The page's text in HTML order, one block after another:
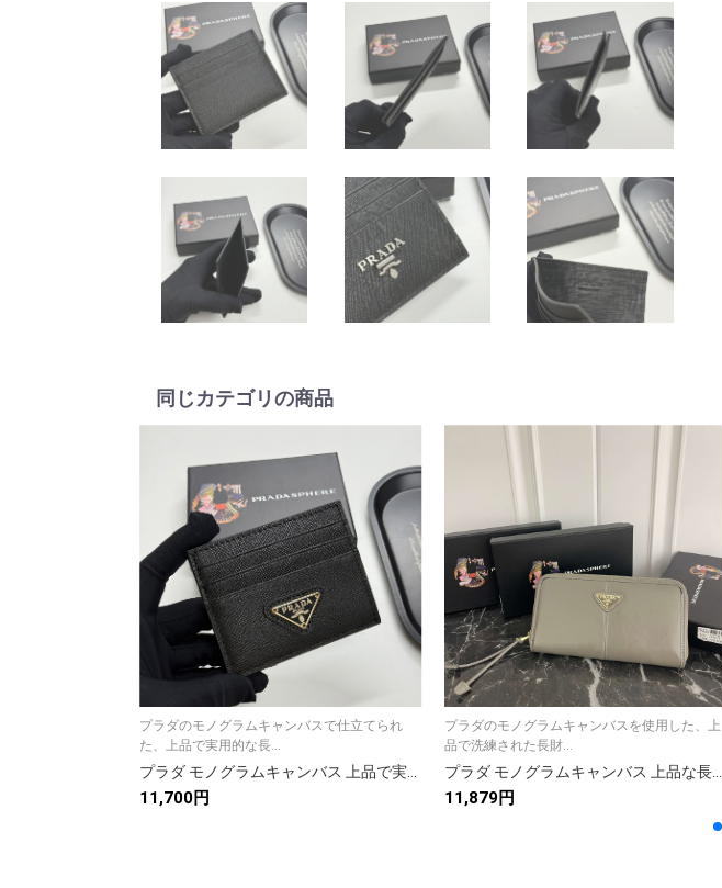
同じカテゴリの商品
プラダのモノグラムキャンバスで仕立てられ
た、上品で実用的な長...
プラダ モノグラムキャンバス 上品で実用的な長財布 レディースギフトにも最適
11,700円
プラダのモノグラムキャンバスを使用した、上
品で洗練された長財...
プラダ モノグラムキャンバス 上品な長財布 レディース人気モデル ギフトにも最適
11,879円